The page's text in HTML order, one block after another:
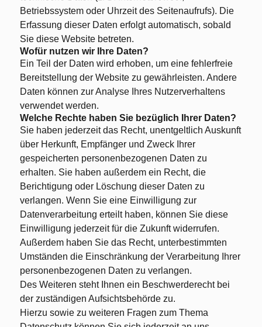
Betriebssystem oder Uhrzeit des Seitenaufrufs). Die
Erfassung dieser Daten erfolgt automatisch, sobald
Sie diese Website betreten.
Wofür nutzen wir Ihre Daten?
Ein Teil der Daten wird erhoben, um eine fehlerfreie
Bereitstellung der Website zu gewährleisten. Andere
Daten können zur Analyse Ihres Nutzerverhaltens
verwendet werden.
Welche Rechte haben Sie bezüglich Ihrer Daten?
Sie haben jederzeit das Recht, unentgeltlich Auskunft
über Herkunft, Empfänger und Zweck Ihrer
gespeicherten personenbezogenen Daten zu
erhalten. Sie haben außerdem ein Recht, die
Berichtigung oder Löschung dieser Daten zu
verlangen. Wenn Sie eine Einwilligung zur
Datenverarbeitung erteilt haben, können Sie diese
Einwilligung jederzeit für die Zukunft widerrufen.
Außerdem haben Sie das Recht, unterbestimmten
Umständen die Einschränkung der Verarbeitung Ihrer
personenbezogenen Daten zu verlangen.
Des Weiteren steht Ihnen ein Beschwerderecht bei
der zuständigen Aufsichtsbehörde zu.
Hierzu sowie zu weiteren Fragen zum Thema